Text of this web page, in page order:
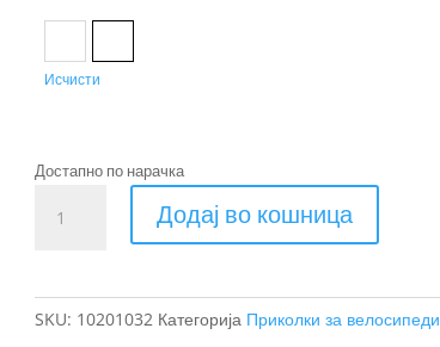
Исчисти
Достапно по нарачка
Chariot
Додај во кошница
SKU: 10201032 Категорија Приколки за